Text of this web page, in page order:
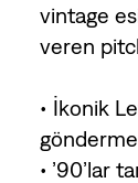
vintage
veren
• İkonik
gönderme
• ’90’lar